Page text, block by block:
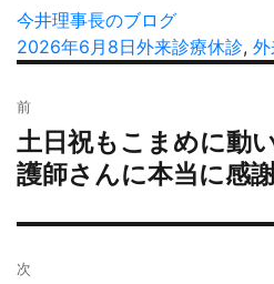
投
稿
今井理事長のブログ
投
日:
2026年6月8日カ
ー
外来診療タ
休診,
稿
ナ
ビ
シ
前
過
去
の
投
土日祝もこまめに動
護師さんに本当に感謝
次